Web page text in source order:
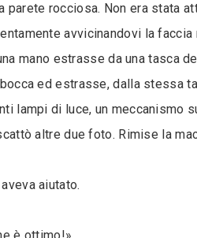
parete rocciosa. Non era stata
avvicinandovi la
mano estrasse da una tasca
ed estrasse, dalla stessa
lampi di luce, un meccanismo
altre due foto. Rimise la
aiutato.